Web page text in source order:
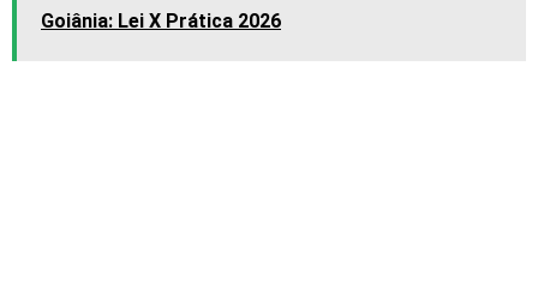
Goiânia: Lei X Prática 2026